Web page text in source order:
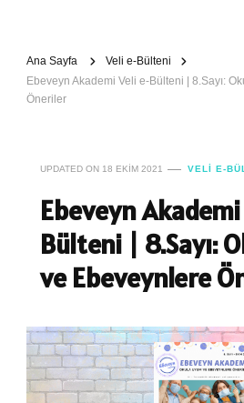
Ana Sayfa
Veli e-Bülteni
Ebeveyn Akademi Veli e-Bülteni | 8.Sayı:
Öneriler
UPDATED ON 18 EKIM 2021 VELI E-
Ebeveyn
Bülteni | 8.Sayı:
ve Ebeveynlere